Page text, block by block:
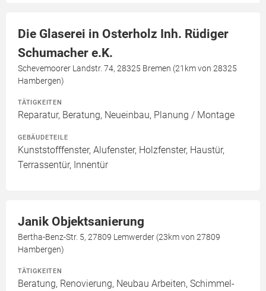
Die Glaserei in Osterholz Inh. Rüdiger
Schumacher e.K.
Schevemoorer Landstr. 74, 28325 Bremen (21km von 28325
Hambergen)
TÄTIGKEITEN
Reparatur, Beratung, Neueinbau, Planung / Montage
GEBÄUDETEILE
Kunststofffenster, Alufenster, Holzfenster, Haustür,
Terrassentür, Innentür
Janik Objektsanierung
Bertha-Benz-Str. 5, 27809 Lemwerder (23km von 27809
Hambergen)
TÄTIGKEITEN
Beratung, Renovierung, Neubau Arbeiten, Schimmel-